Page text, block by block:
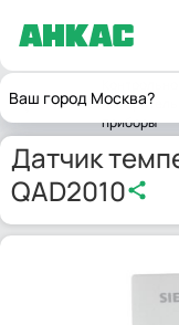
Ваш город Москва?
Главная
приборы
Датчик
QAD2010